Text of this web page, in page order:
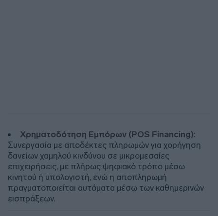
Χρηματοδότηση Εμπόρων (POS Financing):
Συνεργασία με αποδέκτες πληρωμών για χορήγηση
δανείων χαμηλού κινδύνου σε μικρομεσαίες
επιχειρήσεις, με πλήρως ψηφιακό τρόπο μέσω
κινητού ή υπολογιστή, ενώ η αποπληρωμή
πραγματοποιείται αυτόματα μέσω των καθημερινών
εισπράξεων.